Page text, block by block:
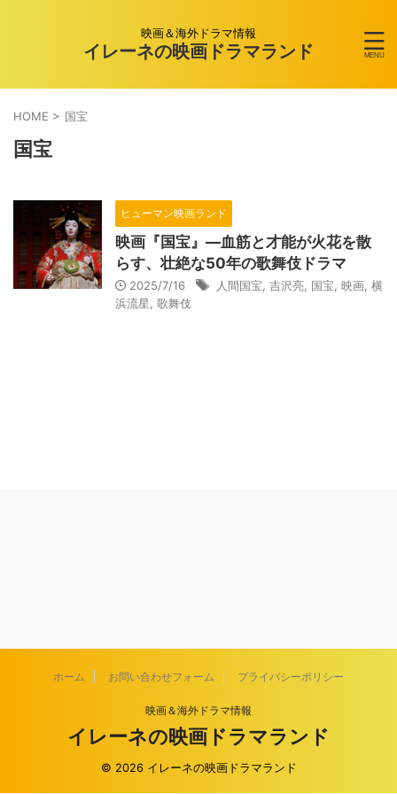
映画＆海外ドラマ情報
イレーネの映画ドラマランド
HOME > 国宝
国宝
ヒューマン映画ランド
映画『国宝』―血筋と才能が火花を散
らす、壮絶な50年の歌舞伎ドラマ
2025/7/16 人間国宝 吉沢亮 国宝 映画 横
浜流星
歌舞伎
ホーム お問い合わせフォーム プライバシーポリシー
映画＆海外ドラマ情報
イレーネの映画ドラマランド
© 2026 イレーネの映画ドラマランド